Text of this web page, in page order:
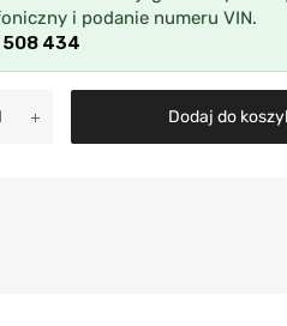
i podanie numeru VIN.
508 434
Dodaj do